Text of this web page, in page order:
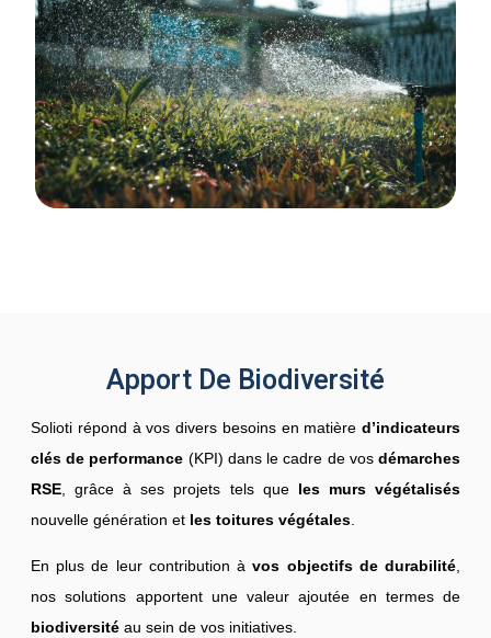
Apport De Biodiversité
Solioti répond à vos divers besoins en matière d’indicateurs
clés de performance (KPI) dans le cadre de vosdémarches
RSE , grâce à ses projets tels que les murs végétalisés
nouvelle génération et les toitures végétales
En plus de leur contribution à vos objectifs de durabilité
nos solutions apportent une valeur ajoutée en termes de
biodiversité au sein de vos initiatives.